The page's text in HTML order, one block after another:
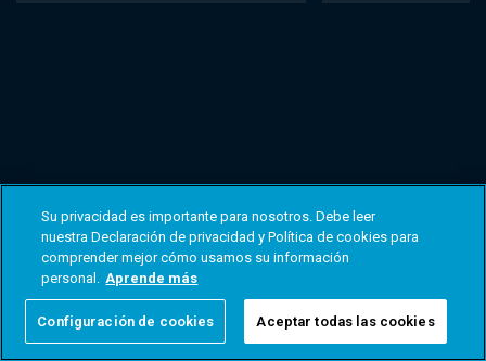
Su privacidad es importante para nosotros. Debe leer
nuestra Declaración de privacidad y Política de cookies para
comprender mejor cómo usamos su información
personal. Aprende más
Configuración de cookies Aceptar todas las cookies